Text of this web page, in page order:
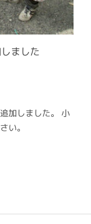
ました
加しました。 小
い。